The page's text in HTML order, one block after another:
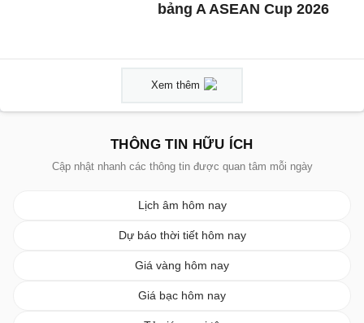
bảng A ASEAN Cup 2026
Xem thêm
THÔNG TIN HỮU ÍCH
Cập nhật nhanh các thông tin được quan tâm mỗi ngày
Lịch âm hôm nay
Dự báo thời tiết hôm nay
Giá vàng hôm nay
Giá bạc hôm nay